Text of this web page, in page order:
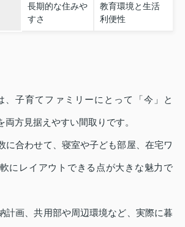
長期的な住みや
すさ
教育環境と生活
利便性
、子育てファミリーにとって「今」と
両方見据えやすい間取りです。
に合わせて、寝室や子ども部屋、在宅ワ
にレイアウトできる点が大きな魅力で
計画、共用部や周辺環境など、実際に暮